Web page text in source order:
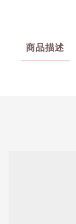
商品描述